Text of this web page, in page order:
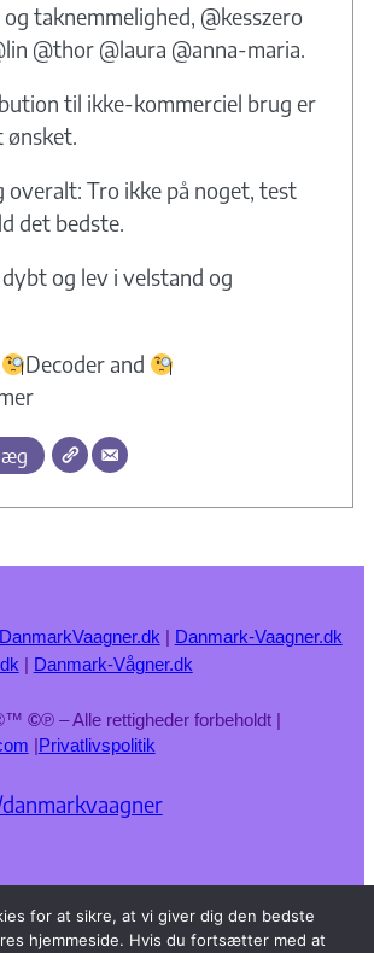
taknemmelighed, @kesszero
@thor @laura @anna-maria.
til ikke-kommerciel brug er
overalt: Tro ikke på noget, test
det bedste.
og lev i velstand og
Decoder and
DanmarkVaagner.dk | Danmark-Vaagner.dk
| Danmark-Vågner.dk
©℗ – Alle rettigheder forbeholdt |
Privatlivspolitik
for at sikre, at vi giver dig den bedste
hjemmeside. Hvis du fortsætter med at